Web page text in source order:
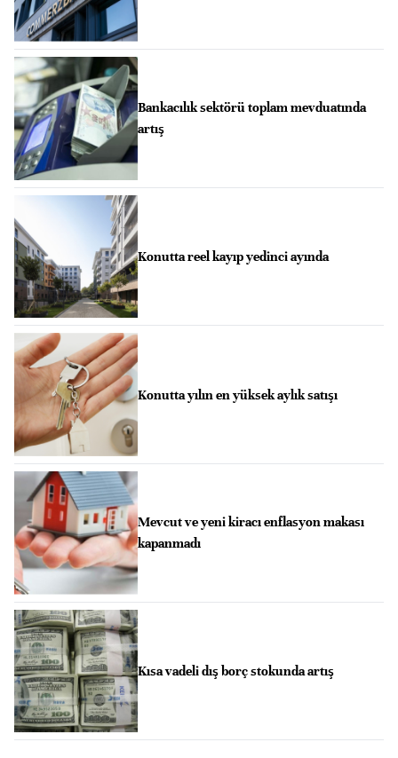
Bankacılık sektörü toplam mevduatında
artış
Konutta reel kayıp yedinci ayında
Konutta yılın en yüksek aylık satışı
Mevcut ve yeni kiracı enflasyon makası
kapanmadı
Kısa vadeli dış borç stokunda artış